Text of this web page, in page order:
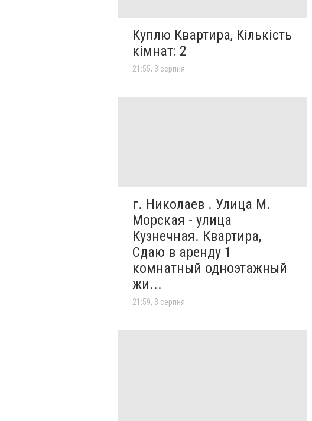
Куплю Квартира, Кількість
кімнат: 2
21:55, 3 серпня
г. Николаев . Улица М.
Морская - улица
Кузнечная. Квартира,
Сдаю в аренду 1
комнатный одноэтажный
жи...
21:59, 3 серпня